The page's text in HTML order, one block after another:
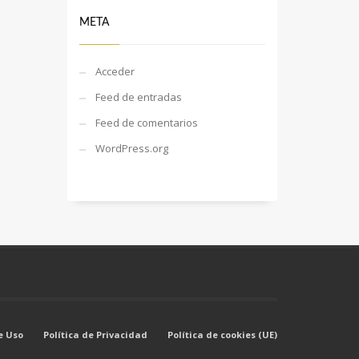
META
Acceder
Feed de entradas
Feed de comentarios
WordPress.org
Uso Política de Privacidad Política de cookies (UE)